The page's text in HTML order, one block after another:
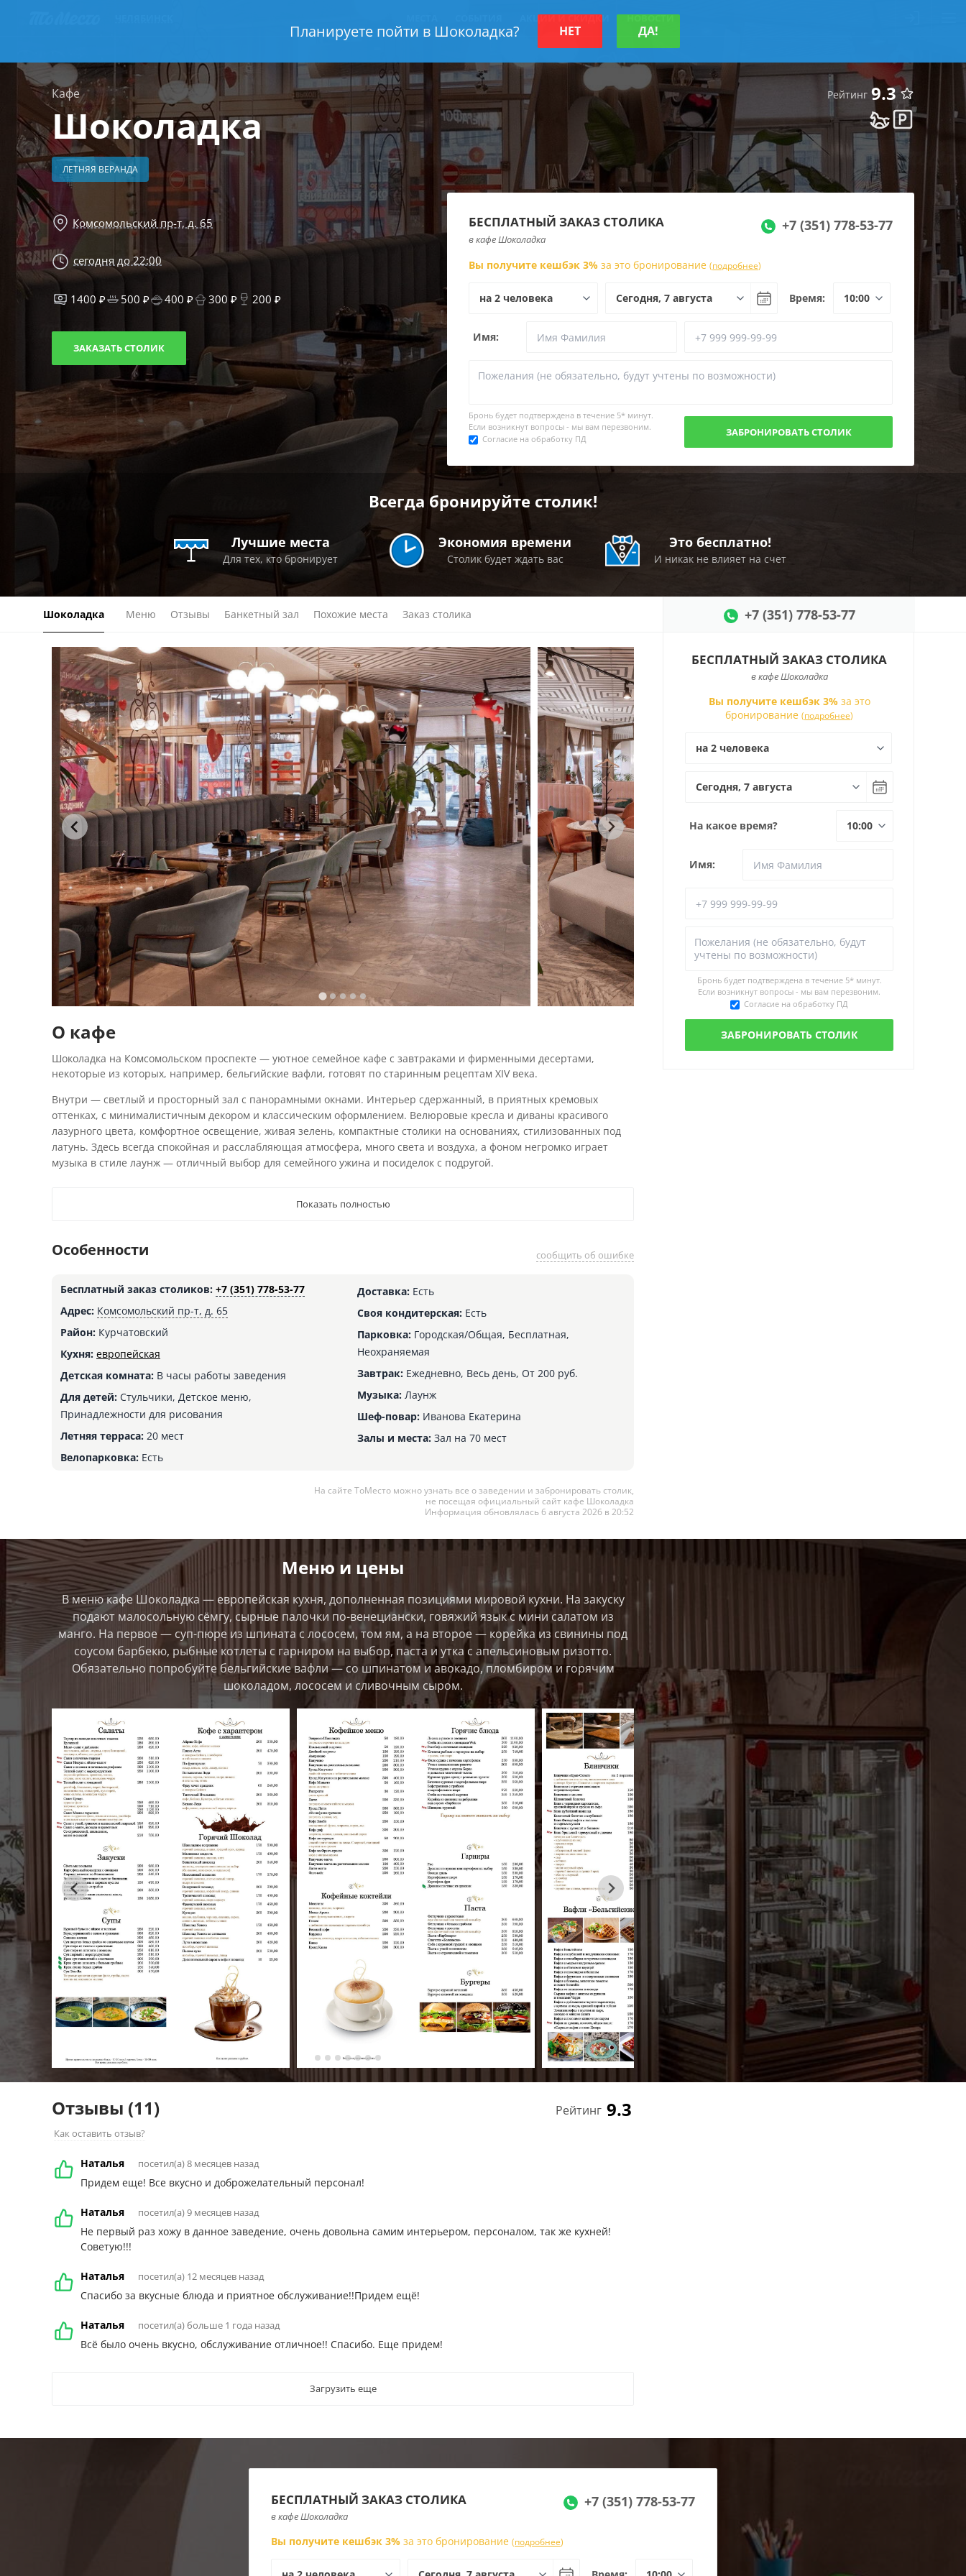
АКЦИИ И СКИДКИ НОВОСТИ
Кафе Рейтинг 9.3
Шоколадка
ЛЕТНЯЯ ВЕРАНДА
Комсомольский пр-т, д. 65
сегодня до 22:00
1400 ₽ 500 ₽ 400 ₽ 300 ₽ 200 ₽
ЗАКАЗАТЬ СТОЛИК
БЕСПЛАТНЫЙ ЗАКАЗ СТОЛИКА
в кафе Шоколадка
+7 (351) 778-53-77
Вы получите кешбэк 3% за это бронирование (подробнее)
Время:
Имя:
Бронь будет подтверждена в течение 5* минут.
Если возникнут вопросы - мы вам перезвоним.
Согласие на обработку ПД
Всегда бронируйте столик!
Лучшие места
Для тех, кто бронирует
Экономия времени
Столик будет ждать вас
Это бесплатно!
И никак не влияет на счет
+7 (351) 778-53-77
БЕСПЛАТНЫЙ ЗАКАЗ СТОЛИКА
в кафе Шоколадка
Вы получите кешбэк 3% за это
бронирование (подробнее)
На какое время?
Имя:
Бронь будет подтверждена в течение 5* минут.
Если возникнут вопросы - мы вам перезвоним.
Согласие на обработку ПД
Шоколадка Меню Отзывы Банкетный зал Похожие места Заказ столика
О кафе
Шоколадка на Комсомольском проспекте — уютное семейное кафе с завтраками и фирменными десертами,
некоторые из которых, например, бельгийские вафли, готовят по старинным рецептам XIV века.
Внутри — светлый и просторный зал с панорамными окнами. Интерьер сдержанный, в приятных кремовых
оттенках, с минималистичным декором и классическим оформлением. Велюровые кресла и диваны красивого
лазурного цвета, комфортное освещение, живая зелень, компактные столики на основаниях, стилизованных под
латунь. Здесь всегда спокойная и расслабляющая атмосфера, много света и воздуха, а фоном негромко играет
музыка в стиле лаунж — отличный выбор для семейного ужина и посиделок с подругой.
Показать полностью
сообщить об ошибке
Особенности
Бесплатный заказ столиков: +7 (351) 778-53-77
Адрес: Комсомольский пр-т, д. 65
Район: Курчатовский
Кухня: европейская
Детская комната: В часы работы заведения
Для детей: Стульчики, Детское меню,
Принадлежности для рисования
Летняя терраса: 20 мест
Велопарковка: Есть
Доставка: Есть
Своя кондитерская: Есть
Парковка: Городская/Общая, Бесплатная,
Неохраняемая
Завтрак: Ежедневно, Весь день, От 200 руб.
Музыка: Лаунж
Шеф-повар: Иванова Екатерина
Залы и места: Зал на 70 мест
На сайте ТоМесто можно узнать все о заведении и забронировать столик,
не посещая официальный сайт кафе Шоколадка
Информация обновлялась 6 августа 2026 в 20:52
Меню и цены
В меню кафе Шоколадка — европейская кухня, дополненная позициями мировой кухни. На закуску
подают малосольную сёмгу, сырные палочки по-венециански, говяжий язык с мини салатом из
манго. На первое — суп-пюре из шпината с лососем, том ям, а на второе — корейка из свинины под
соусом барбекю, рыбные котлеты с гарниром на выбор, паста и утка с апельсиновым ризотто.
Обязательно попробуйте бельгийские вафли — со шпинатом и авокадо, пломбиром и горячим
шоколадом, лососем и сливочным сыром.
Рейтинг 9.3
Отзывы (11)
Как оставить отзыв?
Наталья посетил(а) 8 месяцев назад
Придем еще! Все вкусно и доброжелательный персонал!
Наталья посетил(а) 9 месяцев назад
Не первый раз хожу в данное заведение, очень довольна самим интерьером, персоналом, так же кухней!
Советую!!!
Наталья посетил(а) 12 месяцев назад
Спасибо за вкусные блюда и приятное обслуживание!!Придем ещё!
Наталья посетил(а) больше 1 года назад
Всё было очень вкусно, обслуживание отличное!! Спасибо. Еще придем!
Загрузить еще
БЕСПЛАТНЫЙ ЗАКАЗ СТОЛИКА
в кафе Шоколадка
+7 (351) 778-53-77
Вы получите кешбэк 3% за это бронирование (подробнее)
Планируете пойти в Шоколадка? НЕТ ДА!